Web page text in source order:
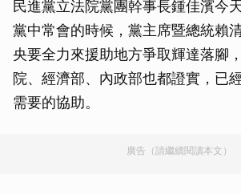
民進黨立法院黨團幹事長鍾佳濱今
黨中常會的時候，黨主席暨總統賴
央要全力來援助地方爭取輝達落腳
院、經濟部、內政部也都證實，已
需要的協助。
廣告（請繼續閱讀本文）